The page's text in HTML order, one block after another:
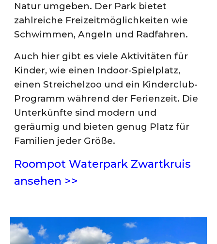
Natur umgeben. Der Park bietet
zahlreiche Freizeitmöglichkeiten wie
Schwimmen, Angeln und Radfahren.
Auch hier gibt es viele Aktivitäten für
Kinder, wie einen Indoor-Spielplatz,
einen Streichelzoo und ein Kinderclub-
Programm während der Ferienzeit. Die
Unterkünfte sind modern und
geräumig und bieten genug Platz für
Familien jeder Größe.
Roompot Waterpark Zwartkruis
ansehen >>